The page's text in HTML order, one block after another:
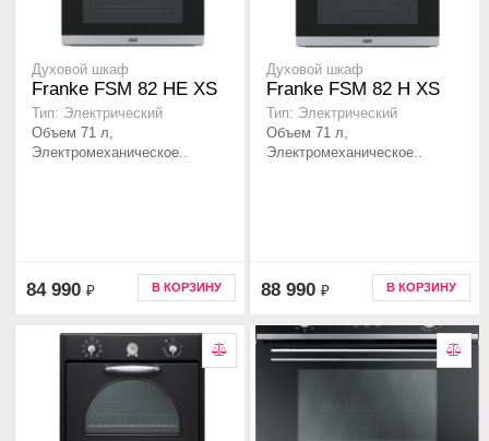
Духовой шкаф
Franke FSM 82 HE XS
Тип: Электрический
Объем 71 л,
Электромеханическое..
84 990 ₽ В КОРЗИНУ
Духовой шкаф
Franke FSM 82 H XS
Тип: Электрический
Объем 71 л,
Электромеханическое..
88 990 ₽ В КОРЗИНУ